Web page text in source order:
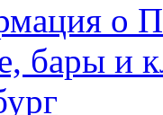
о
бары и